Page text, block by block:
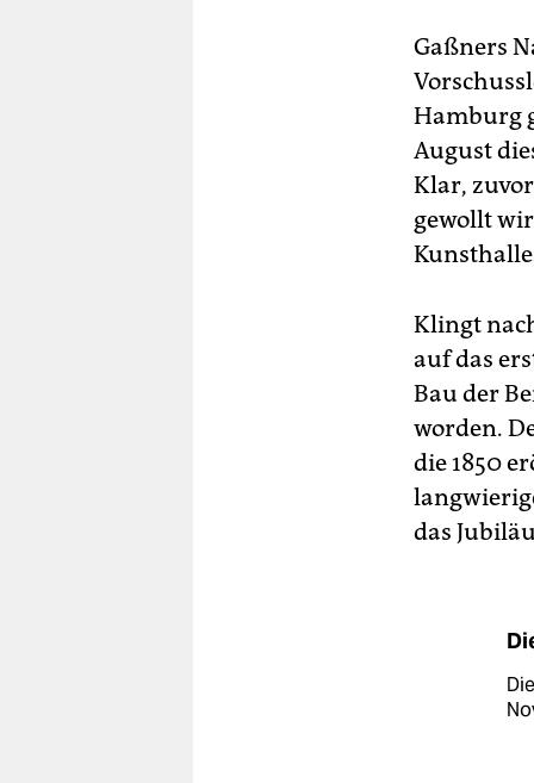
Gaßners
Hamburg
August
Klar,
gewollt
Klingt
auf das
Bau der
worden.
die 1850
das